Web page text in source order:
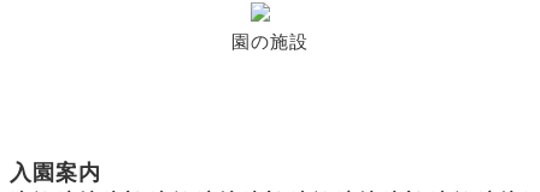
園の施設
入園案内